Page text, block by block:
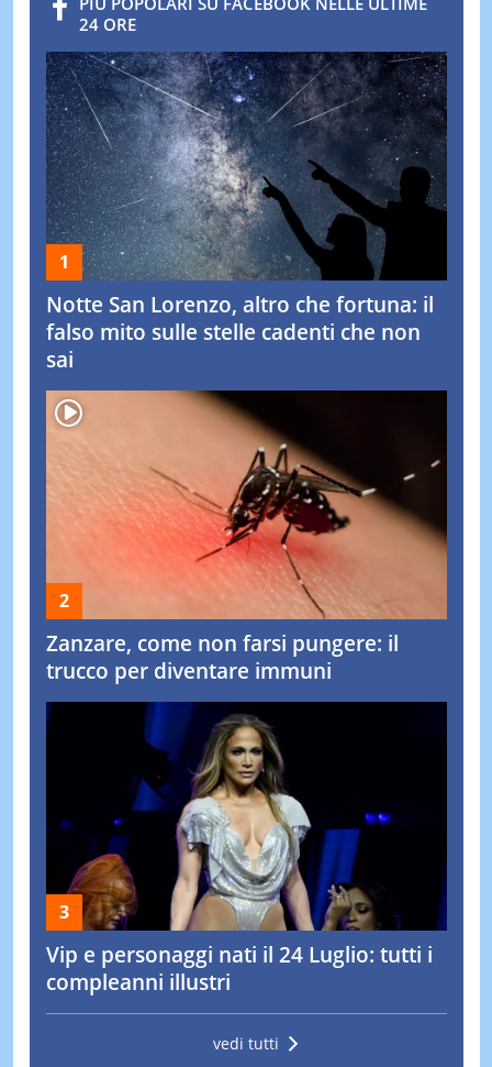
24 ORE
Notte San Lorenzo, altro che fortuna: il
falso mito sulle stelle cadenti che non
sai
Zanzare, come non farsi pungere: il
trucco per diventare immuni
Vip e personaggi nati il 24 Luglio: tutti i
compleanni illustri
vedi tutti